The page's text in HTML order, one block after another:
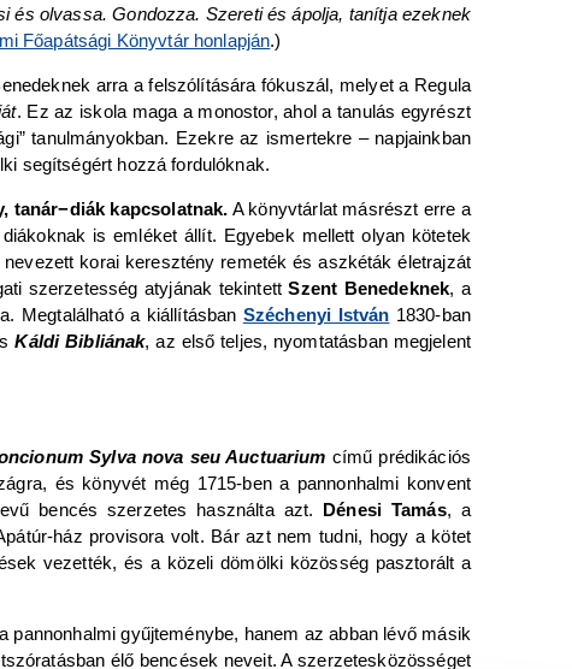
és olvassa. Gondozza. Szereti és ápolja, tanítja ezeknek
Főapátsági Könyvtár honlapján.)
arra a felszólítására fókuszál, melyet a Regula
. Ez az iskola maga a monostor, ahol a tanulás egyrészt
tanulmányokban. Ezekre az ismertekre – napjainkban
segítségért hozzá fordulóknak.
tanár−diák kapcsolatnak. A könyvtárlat másrészt erre a
is emléket állít. Egyebek mellett olyan kötetek
korai keresztény remeték és aszkéták életrajzát
szerzetesség atyjának tekintettSzent Benedeknek, a
Megtalálható a kiállításban Széchenyi István 1830-ban
Káldi Bibliának, az első teljes, nyomtatásban megjelent
Sylva nova seu Auctuarium című prédikációs
és könyvét még 1715-ben a pannonhalmi konvent
bencés szerzetes használta azt. Dénesi Tamás, a
ház provisora volt. Bár azt nem tudni, hogy a kötet
vezették, és a közeli dömölki közösség pasztorált a
gyűjteménybe, hanem az abban lévő másik
élő bencések neveit. A szerzetesközösséget